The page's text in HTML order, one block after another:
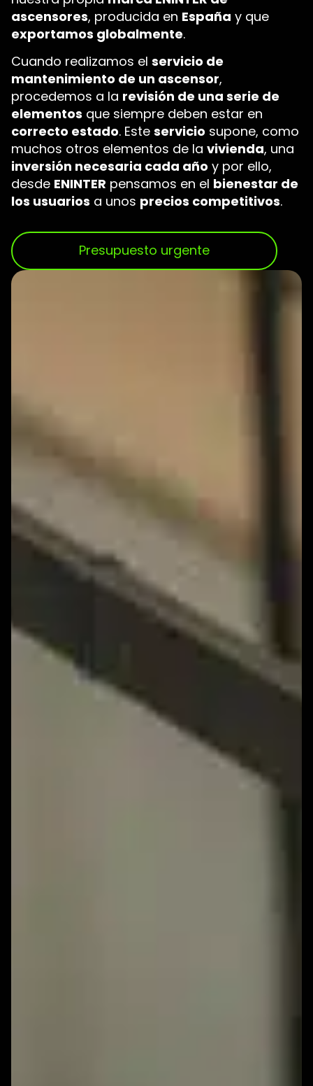
ascensores, producida en España y que
exportamos globalmente.
Cuando realizamos el servicio de
mantenimiento de un ascensor,
procedemos a la revisión de una serie de
elementos que siempre deben estar en
correcto estado. Este servicio supone, como
muchos otros elementos de la vivienda, una
inversión necesaria cada año y por ello,
desde ENINTER pensamos en el bienestar de
los usuarios a unos precios competitivos.
Presupuesto urgente